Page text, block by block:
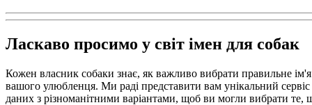
Ласкаво просимо у світ імен для собак
Кожен власник собаки знає, як важливо вибрати правильне
вашого улюбленця. Ми раді представити вам унікальний
даних з різноманітними варіантами, щоб ви могли вибрати